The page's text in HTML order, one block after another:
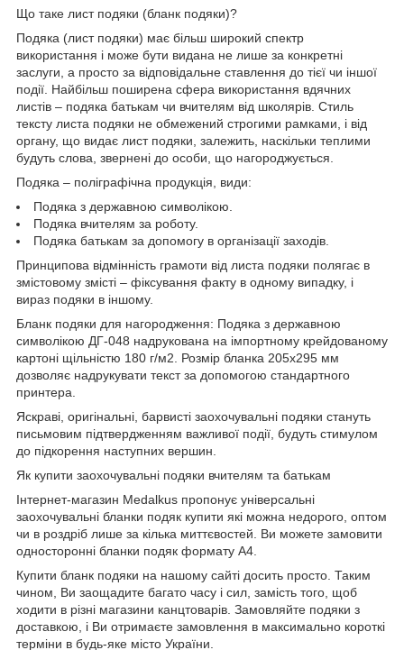
Що таке лист подяки (бланк подяки)?
Подяка (лист подяки) має більш широкий спектр
використання і може бути видана не лише за конкретні
заслуги, а просто за відповідальне ставлення до тієї чи іншої
події. Найбільш поширена сфера використання вдячних
листів – подяка батькам чи вчителям від школярів. Стиль
тексту листа подяки не обмежений строгими рамками, і від
органу, що видає лист подяки, залежить, наскільки теплими
будуть слова, звернені до особи, що нагороджується.
Подяка – поліграфічна продукція, види:
Подяка з державною символікою.
Подяка вчителям за роботу.
Подяка батькам за допомогу в організації заходів.
Принципова відмінність грамоти від листа подяки полягає в
змістовому змісті – фіксування факту в одному випадку, і
вираз подяки в іншому.
Бланк подяки для нагородження: Подяка з державною
символікою ДГ-048 надрукована на імпортному крейдованому
картоні щільністю 180 г/м2. Розмір бланка 205х295 мм
дозволяє надрукувати текст за допомогою стандартного
принтера.
Яскраві, оригінальні, барвисті заохочувальні подяки стануть
письмовим підтвердженням важливої ​​події, будуть стимулом
до підкорення наступних вершин.
Як купити заохочувальні подяки вчителям та батькам
Інтернет-магазин Medalkus пропонує універсальні
заохочувальні бланки подяк купити які можна недорого, оптом
чи в роздріб лише за кілька миттєвостей. Ви можете замовити
односторонні бланки подяк формату А4.
Купити бланк подяки на нашому сайті досить просто. Таким
чином, Ви заощадите багато часу і сил, замість того, щоб
ходити в різні магазини канцтоварів. Замовляйте подяки з
доставкою, і Ви отримаєте замовлення в максимально короткі
терміни в будь-яке місто України.